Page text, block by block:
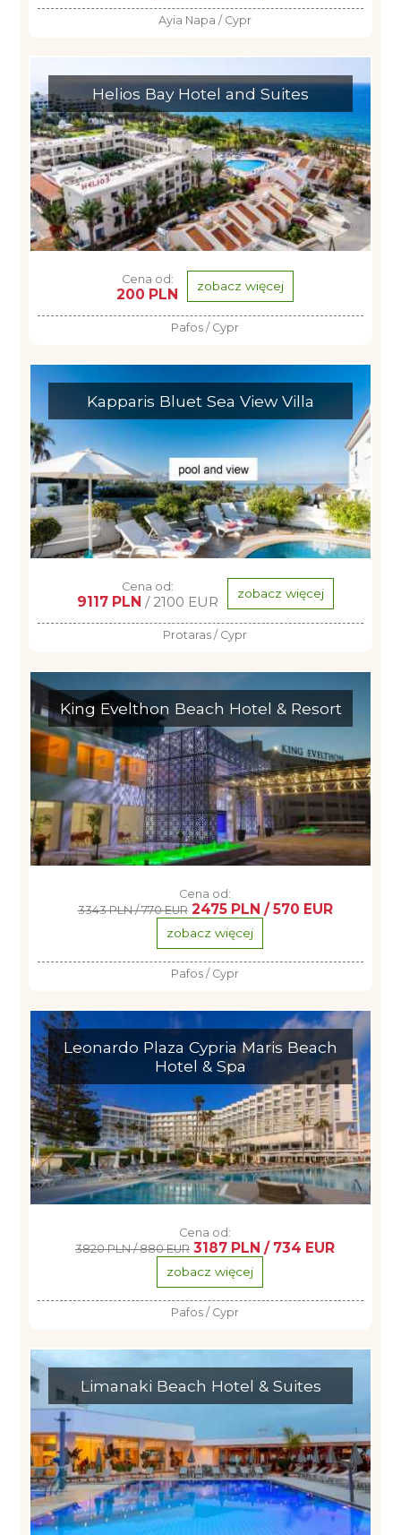
Ayia Napa / Cypr
Helios Bay Hotel and Suites
Cena od:
200 PLN zobacz więcej
Pafos / Cypr
Kapparis Bluet Sea View Villa
Cena od:
9117 PLN / 2100 EUR zobacz więcej
Protaras / Cypr
King Evelthon Beach Hotel & Resort
Cena od:
3343 PLN / 770 EUR 2475 PLN / 570 EUR
zobacz więcej
Pafos / Cypr
Leonardo Plaza Cypria Maris Beach
Hotel & Spa
Cena od:
3820 PLN / 880 EUR 3187 PLN / 734 EUR
zobacz więcej
Pafos / Cypr
Limanaki Beach Hotel & Suites